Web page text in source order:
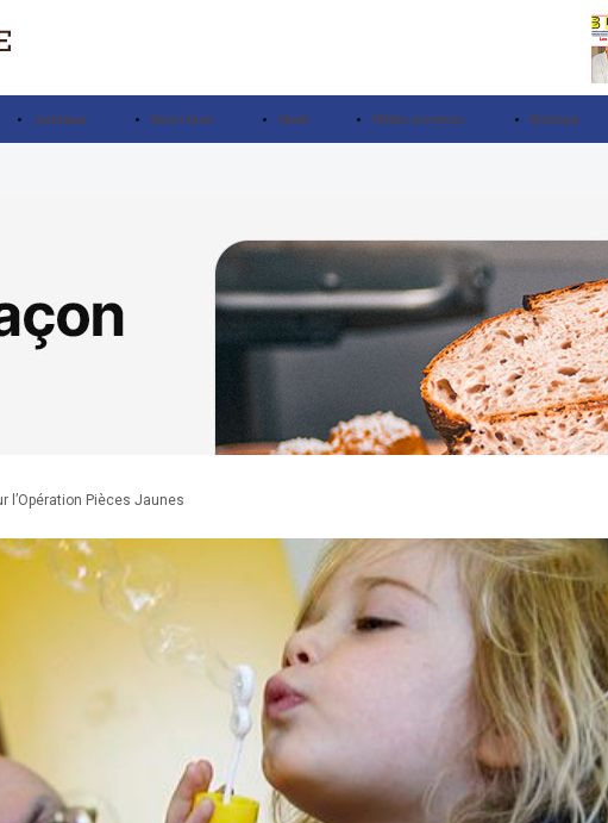
Juridique Savoir-faire Santé Petites annonces Boutique
l’Opération Pièces Jaunes